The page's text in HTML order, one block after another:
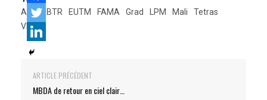
ALTV
BTR EUTM FAMA Grad LPM Mali
Tetras
VLRA
ARTICLE PRÉCÉDENT
MBDA de retour en ciel clair…